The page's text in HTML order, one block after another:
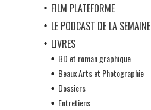
FILM PLATEFORME
LE PODCAST DE LA SEMAINE
LIVRES
BD et roman graphique
Beaux Arts et Photographie
Dossiers
Entretiens